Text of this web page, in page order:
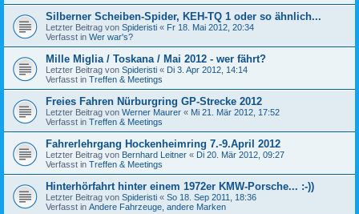
Silberner Scheiben-Spider, KEH-TQ 1 oder so ähnlich...
Letzter Beitrag von Spideristi « Fr 18. Mai 2012, 20:34
Verfasst in Wer war's?
Mille Miglia / Toskana / Mai 2012 - wer fährt?
Letzter Beitrag von Spideristi « Di 3. Apr 2012, 14:14
Verfasst in Treffen & Meetings
Freies Fahren Nürburgring GP-Strecke 2012
Letzter Beitrag von Werner Maurer « Mi 21. Mär 2012, 17:52
Verfasst in Treffen & Meetings
Fahrerlehrgang Hockenheimring 7.-9.April 2012
Letzter Beitrag von Bernhard Leitner « Di 20. Mär 2012, 09:27
Verfasst in Treffen & Meetings
Hinterhörfahrt hinter einem 1972er KMW-Porsche... :-))
Letzter Beitrag von Spideristi « So 18. Sep 2011, 18:36
Verfasst in Andere Fahrzeuge, andere Marken